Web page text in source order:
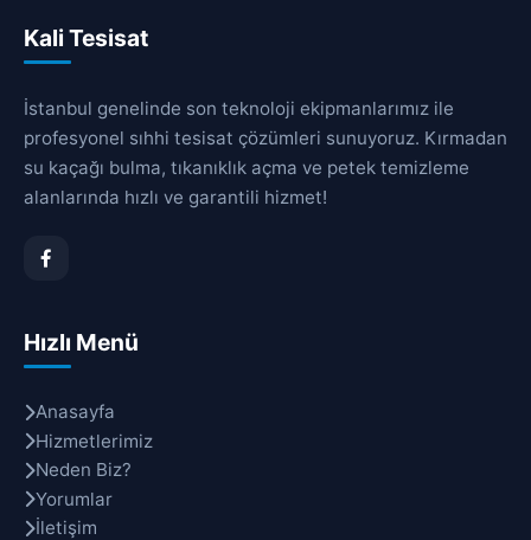
Kali Tesisat
İstanbul genelinde son teknoloji ekipmanlarımız ile
profesyonel sıhhi tesisat çözümleri sunuyoruz. Kırmadan
su kaçağı bulma, tıkanıklık açma ve petek temizleme
alanlarında hızlı ve garantili hizmet!
Hızlı Menü
Anasayfa
Hizmetlerimiz
Neden Biz?
Yorumlar
İletişim